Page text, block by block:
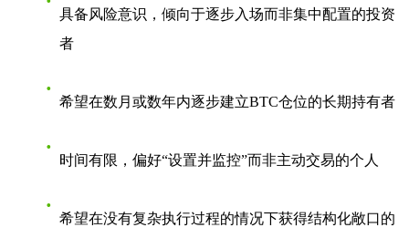
具备风险意识，倾向于逐步入场而非集中配置的投资
者
希望在数月或数年内逐步建立BTC仓位的长期持有者
时间有限，偏好“设置并监控”而非主动交易的个人
希望在没有复杂执行过程的情况下获得结构化敞口的